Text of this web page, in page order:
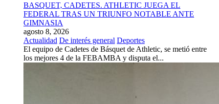
BASQUET, CADETES. ATHLETIC JUEGA EL
FEDERAL TRAS UN TRIUNFO NOTABLE ANTE
GIMNASIA
agosto 8, 2026
Actualidad De interés general Deportes
El equipo de Cadetes de Básquet de Athletic, se metió entre
los mejores 4 de la FEBAMBA y disputa el...